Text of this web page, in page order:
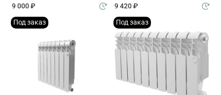
9 000 ₽
9 420 ₽
Под заказ Под заказ